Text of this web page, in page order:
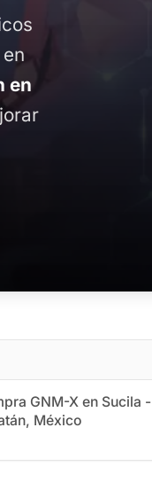
en
GNM-X en Sucila -
México